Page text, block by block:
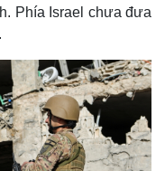
n
n
g
i
Phía Israel chưa đưa